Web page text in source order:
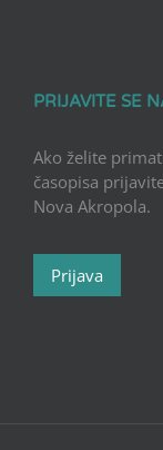
PRIJAVITE SE
Ako želite
časopisa
Nova Akropola.
Prijava